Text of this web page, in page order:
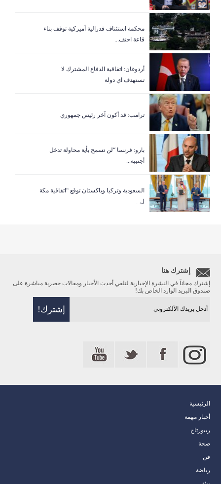
‏محكمة استئناف فدرالية أميركية توقف بناء
قاعة احتف...
أردوغان: اتفاقية الدفاع المشترك لا
تستهدف اي دولة
ترامب: قد أكون آخر رئيس جمهوري
بارو: فرنسا “لن تسمح بأية محاولة تدخل
أجنبية...
السعودية وتركيا وباكستان توقع “اتفاقية مكة
ل...
إشترك هنا
إشترك مجاناً في النشرة الإخبارية لتلقي أحدث الأخبار ومقالات حصرية مباشرة على
صندوق البريد الوارد الخاص بك!
الرئيسية
أخبار مهمة
ريبورتاج
صحة
فن
رياضة